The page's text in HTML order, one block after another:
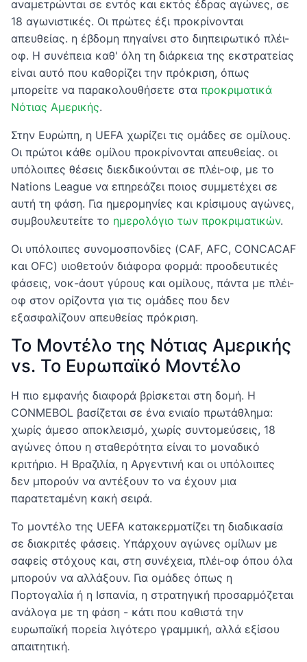
αναμετρώνται σε εντός και εκτός έδρας αγώνες, σε
18 αγωνιστικές. Οι πρώτες έξι προκρίνονται
απευθείας. η έβδομη πηγαίνει στο διηπειρωτικό πλέι-
οφ. Η συνέπεια καθ' όλη τη διάρκεια της εκστρατείας
είναι αυτό που καθορίζει την πρόκριση, όπως
μπορείτε να παρακολουθήσετε στα προκριματικά
Νότιας Αμερικής.
Στην Ευρώπη, η UEFA χωρίζει τις ομάδες σε ομίλους.
Οι πρώτοι κάθε ομίλου προκρίνονται απευθείας. οι
υπόλοιπες θέσεις διεκδικούνται σε πλέι-οφ, με το
Nations League να επηρεάζει ποιος συμμετέχει σε
αυτή τη φάση. Για ημερομηνίες και κρίσιμους αγώνες,
συμβουλευτείτε το ημερολόγιο των προκριματικών.
Οι υπόλοιπες συνομοσπονδίες (CAF, AFC, CONCACAF
και OFC) υιοθετούν διάφορα φορμά: προοδευτικές
φάσεις, νοκ-άουτ γύρους και ομίλους, πάντα με πλέι-
οφ στον ορίζοντα για τις ομάδες που δεν
εξασφαλίζουν απευθείας πρόκριση.
Το Μοντέλο της Νότιας Αμερικής
vs. Το Ευρωπαϊκό Μοντέλο
Η πιο εμφανής διαφορά βρίσκεται στη δομή. Η
CONMEBOL βασίζεται σε ένα ενιαίο πρωτάθλημα:
χωρίς άμεσο αποκλεισμό, χωρίς συντομεύσεις, 18
αγώνες όπου η σταθερότητα είναι το μοναδικό
κριτήριο. Η Βραζιλία, η Αργεντινή και οι υπόλοιπες
δεν μπορούν να αντέξουν το να έχουν μια
παρατεταμένη κακή σειρά.
Το μοντέλο της UEFA κατακερματίζει τη διαδικασία
σε διακριτές φάσεις. Υπάρχουν αγώνες ομίλων με
σαφείς στόχους και, στη συνέχεια, πλέι-οφ όπου όλα
μπορούν να αλλάξουν. Για ομάδες όπως η
Πορτογαλία ή η Ισπανία, η στρατηγική προσαρμόζεται
ανάλογα με τη φάση - κάτι που καθιστά την
ευρωπαϊκή πορεία λιγότερο γραμμική, αλλά εξίσου
απαιτητική.